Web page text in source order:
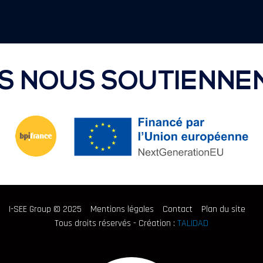
NOUS
I-SEE Group © 2025 Mentions légales Contact
Plan du site
Tous droits réservés - Création : TALIDAD